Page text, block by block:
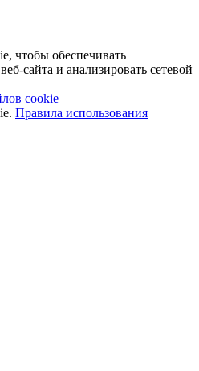
чтобы обеспечивать
сайта и анализировать сетевой
cookie
Правила использования